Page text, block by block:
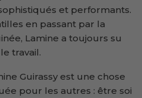
et performants.
en passant par la
Lamine a toujours su
travail.
Guirassy est une chose
pour les autres : être soi